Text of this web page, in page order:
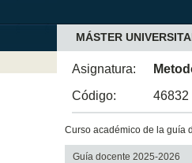
MÁSTER
Asignatura:
Código:
46832
Curso académico de la guía
Guía docente 2025-2026